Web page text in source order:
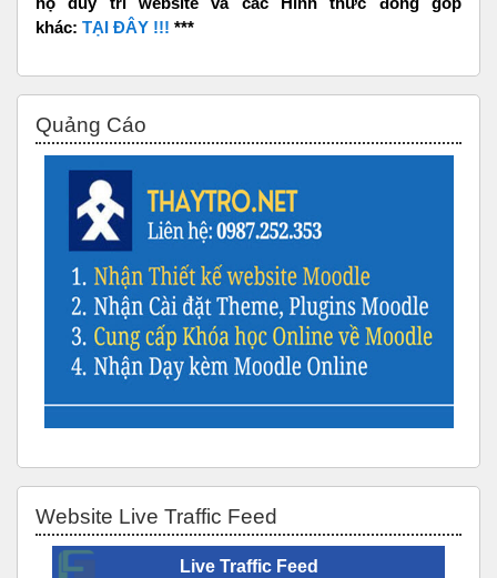
khác: TẠI ĐÂY !!! ***
Quảng Cáo
Website Live Traffic Feed
Live Traffic Feed